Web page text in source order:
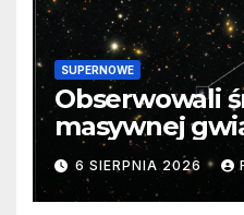
SUPERNOWE
Obserwowali
masywnej
samego
cenne dane
6 SIERPNIA 2026